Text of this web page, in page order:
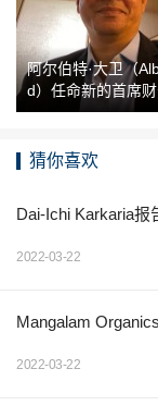
阿尔伯特·大卫（
d）任命新的首席
猜你喜欢
Dai-Ichi Karkaria
2022-03-22
Mangalam
2022-03-22